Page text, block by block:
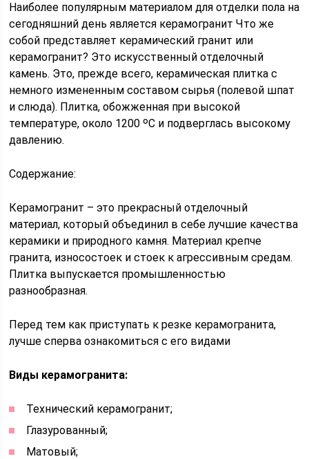
Наиболее популярным материалом для отделки пола на
сегодняшний день является керамогранит Что же
собой представляет керамический гранит или
керамогранит? Это искусственный отделочный
камень. Это, прежде всего, керамическая плитка с
немного измененным составом сырья (полевой шпат
и слюда). Плитка, обожженная при высокой
температуре, около 1200 ᵒС и подверглась высокому
давлению.
Содержание:
Керамогранит – это прекрасный отделочный
материал, который объединил в себе лучшие качества
керамики и природного камня. Материал крепче
гранита, износостоек и стоек к агрессивным средам.
Плитка выпускается промышленностью
разнообразная.
Перед тем как приступать к резке керамогранита,
лучше сперва ознакомиться с его видами
Виды керамогранита:
Технический керамогранит;
Глазурованный;
Матовый;